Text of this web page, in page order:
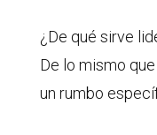
¿De qué sirve
De lo mismo
un rumbo